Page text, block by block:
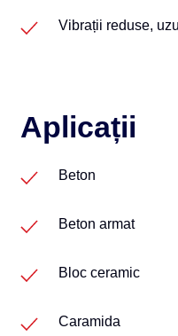
Vibrații reduse,
Aplicații
Beton
Beton armat
Bloc ceramic
Caramida